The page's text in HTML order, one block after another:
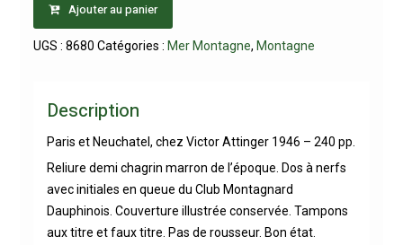
Ajouter au panier
UGS : 8680 Catégories : Mer Montagne, Montagne
Description
Paris et Neuchatel, chez Victor Attinger 1946 – 240 pp.
Reliure demi chagrin marron de l’époque. Dos à nerfs
avec initiales en queue du Club Montagnard
Dauphinois. Couverture illustrée conservée. Tampons
aux titre et faux titre. Pas de rousseur. Bon état.